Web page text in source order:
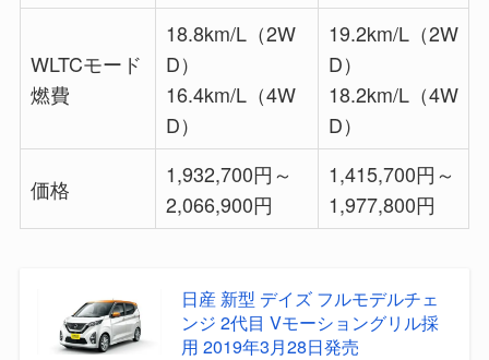
WLTCモード
燃費
18.8km/L（2W
D）
16.4km/L（4W
D）
19.2km/L（2W
D）
18.2km/L（4W
D）
価格
1,932,700円～
2,066,900円
1,415,700円～
1,977,800円
日産 新型 デイズ フルモデルチェ
ンジ 2代目 Vモーショングリル採
用 2019年3月28日発売